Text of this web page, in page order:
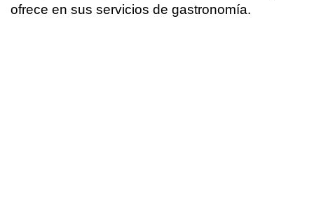
ofrece en sus servicios de gastronomía.